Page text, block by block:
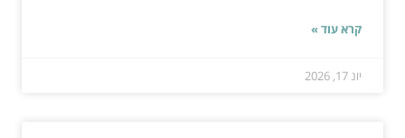
קרא עוד »
יונ 17, 2026